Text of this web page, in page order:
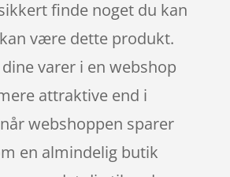
finde noget du kan
være dette produkt.
varer i en webshop
attraktive end i
webshoppen sparer
en almindelig butik